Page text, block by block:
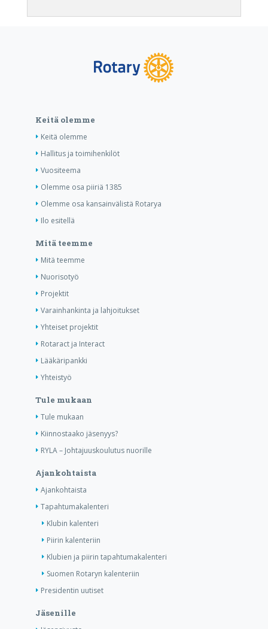
Keitä olemme
Keitä olemme
Hallitus ja toimihenkilöt
Vuositeema
Olemme osa piiriä 1385
Olemme osa kansainvälistä Rotarya
Ilo esitellä
Mitä teemme
Mitä teemme
Nuorisotyö
Projektit
Varainhankinta ja lahjoitukset
Yhteiset projektit
Rotaract ja Interact
Lääkäripankki
Yhteistyö
Tule mukaan
Tule mukaan
Kiinnostaako jäsenyys?
RYLA – Johtajuuskoulutus nuorille
Ajankohtaista
Ajankohtaista
Tapahtumakalenteri
Klubin kalenteri
Piirin kalenteriin
Klubien ja piirin tapahtumakalenteri
Suomen Rotaryn kalenteriin
Presidentin uutiset
Jäsenille